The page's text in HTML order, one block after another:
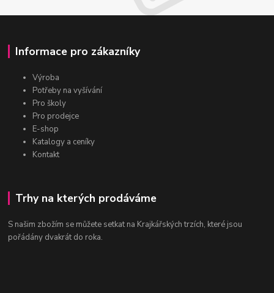
Informace pro zákazníky
Výroba
Potřeby na vyšívání
Pro školy
Pro prodejce
E-shop
Katalogy a ceníky
Kontakt
Trhy na kterých prodáváme
S našim zbožím se můžete setkat na Krajkářských trzích, které jsou
pořádány dvakrát do roka.